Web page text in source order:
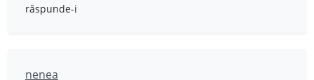
răspunde-i
nenea